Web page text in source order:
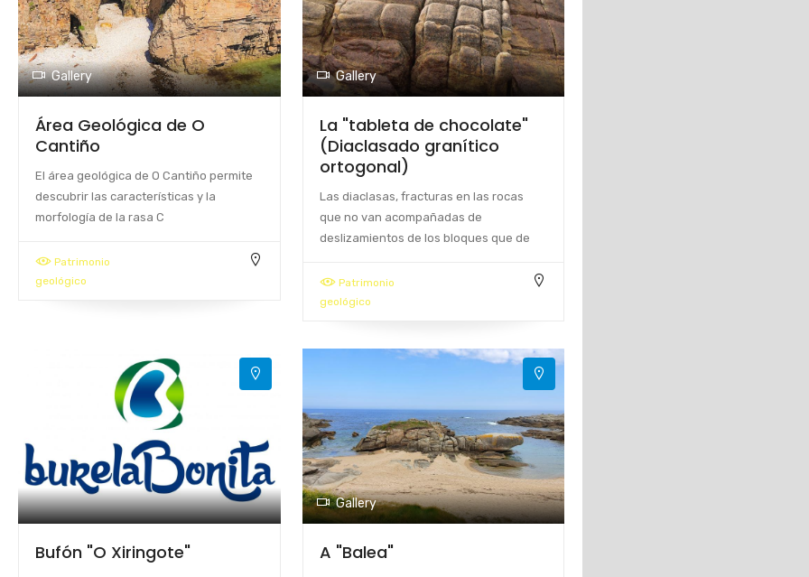
Gallery
Área Geológica de O
Cantiño
El área geológica de O Cantiño permite
descubrir las características y la
morfología de la rasa C
Patrimonio
geológico
Gallery
La "tableta de chocolate"
(Diaclasado granítico
ortogonal)
Las diaclasas, fracturas en las rocas
que no van acompañadas de
deslizamientos de los bloques que de
Patrimonio
geológico
Bufón "O Xiringote"
Gallery
A "Balea"